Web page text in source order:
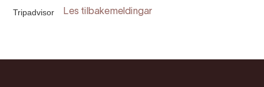
Tripadvisor Les tilbakemeldingar